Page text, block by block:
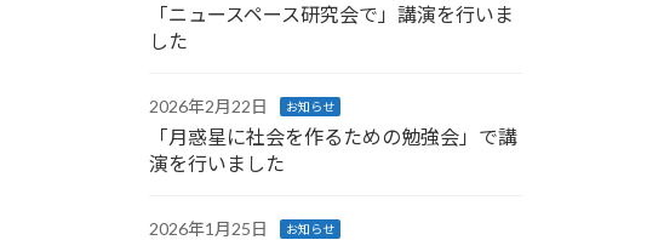
「ニュースペース研究会で」講演を行いま
した
2026年2月22日 お知らせ
「月惑星に社会を作るための勉強会」で講
演を行いました
2026年1月25日 お知らせ